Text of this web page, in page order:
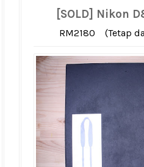
[SOLD] Nikon
RM2180 (Tetap